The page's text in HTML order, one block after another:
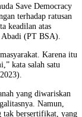
Save Democracy
terhadap ratusan
keadilan atas
(PT BSA).
Karena itu
kata salah satu
yang diwariskan
Namun,
tak bersertifikat, yang